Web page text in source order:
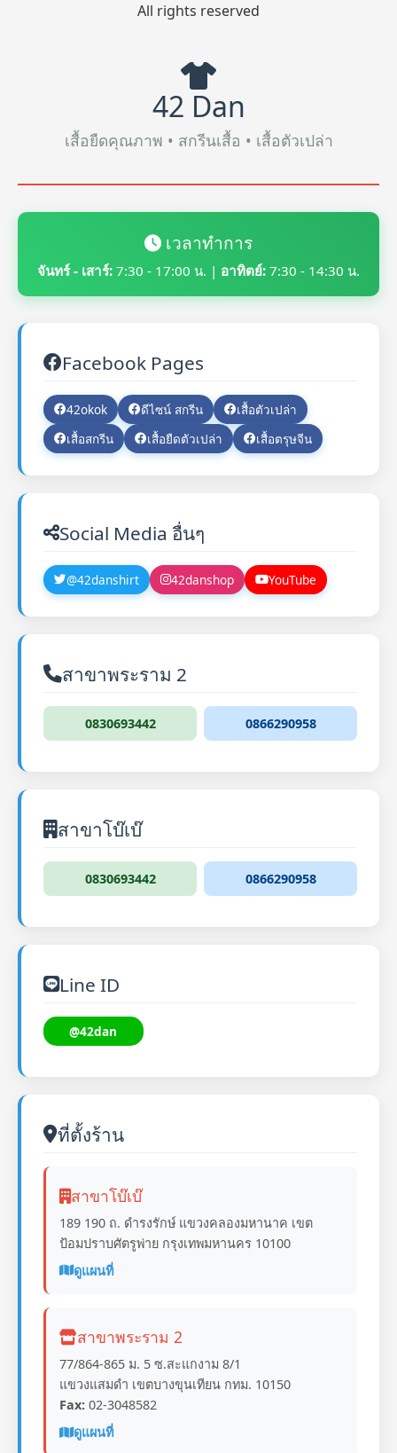
All rights reserved
42 Dan
เสื้อยืดคุณภาพ • สกรีนเสื้อ • เสื้อตัวเปล่า
เวลาทำการ
จันทร์ - เสาร์: 7:30 - 17:00 น. | อาทิตย์: 7:30 - 14:30 น.
Facebook Pages
42okok ดีไซน์ สกรีน
เสื้อตัวเปล่า
เสื้อสกรีน
เสื้อยืดตัวเปล่า เสื้อตรุษจีน
Social Media อื่นๆ
@42danshirt 42danshop YouTube
สาขาพระราม 2
0830693442 0866290958
สาขาโบ๊เบ๊
0830693442 0866290958
Line ID
@42dan
ที่ตั้งร้าน
สาขาโบ๊เบ๊
189 190 ถ. ดำรงรักษ์ แขวงคลองมหานาค เขต
ป้อมปราบศัตรูพ่าย กรุงเทพมหานคร 10100
ดูแผนที่
สาขาพระราม 2
77/864-865 ม. 5 ซ.สะแกงาม 8/1
แขวงแสมดำ เขตบางขุนเทียน กทม. 10150
Fax: 02-3048582
ดูแผนที่